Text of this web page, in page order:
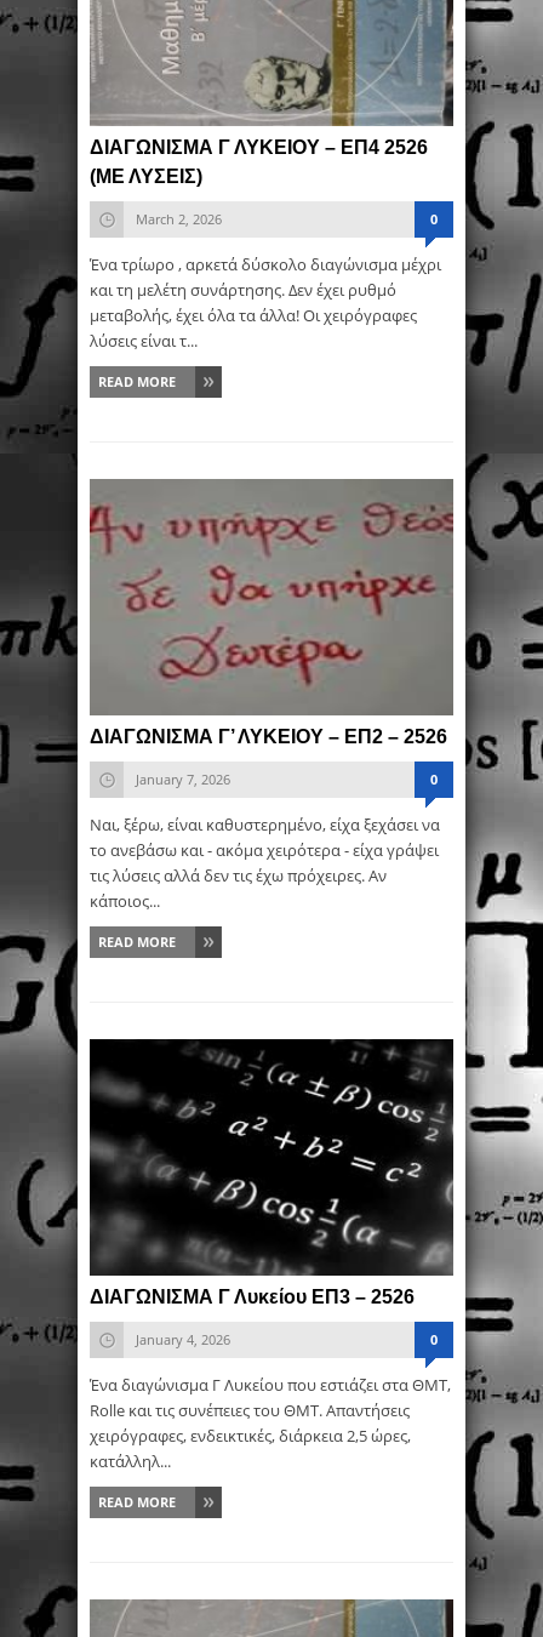
ΔΙΑΓΩΝΙΣΜΑ Γ ΛΥΚΕΙΟΥ – ΕΠ4 2526
(ΜΕ ΛΥΣΕΙΣ)
March 2, 2026 0
Ένα τρίωρο , αρκετά δύσκολο διαγώνισμα μέχρι
και τη μελέτη συνάρτησης. Δεν έχει ρυθμό
μεταβολής, έχει όλα τα άλλα! Οι χειρόγραφες
λύσεις είναι τ...
READ MORE
ΔΙΑΓΩΝΙΣΜΑ Γ’ ΛΥΚΕΙΟΥ – ΕΠ2 – 2526
January 7, 2026 0
Ναι, ξέρω, είναι καθυστερημένο, είχα ξεχάσει να
το ανεβάσω και - ακόμα χειρότερα - είχα γράψει
τις λύσεις αλλά δεν τις έχω πρόχειρες. Αν
κάποιος...
READ MORE
ΔΙΑΓΩΝΙΣΜΑ Γ Λυκείου ΕΠ3 – 2526
January 4, 2026 0
Ένα διαγώνισμα Γ Λυκείου που εστιάζει στα ΘΜΤ,
Rolle και τις συνέπειες του ΘΜΤ. Απαντήσεις
χειρόγραφες, ενδεικτικές, διάρκεια 2,5 ώρες,
κατάλληλ...
READ MORE